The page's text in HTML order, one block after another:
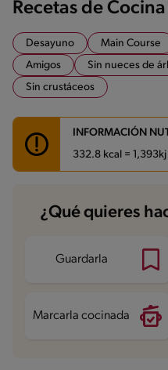
Recetas de
Desayuno Main Course
Amigos
Sin nueces de
Sin crustáceos
INFORMACIÓN
332.8 kcal =
Carbohidratos
Energía 332.8 kcal
Proteína
Grasas saturadas
¿Qué quieres
Guardarla
Marcarla cocinada